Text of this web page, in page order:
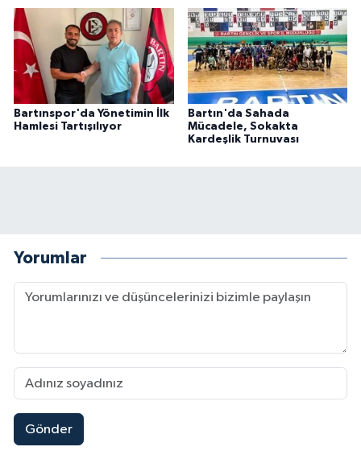
Bartınspor'da Yönetimin İlk
Hamlesi Tartışılıyor
Bartın'da Sahada
Mücadele, Sokakta
Kardeşlik Turnuvası
Yorumlar
Gönder